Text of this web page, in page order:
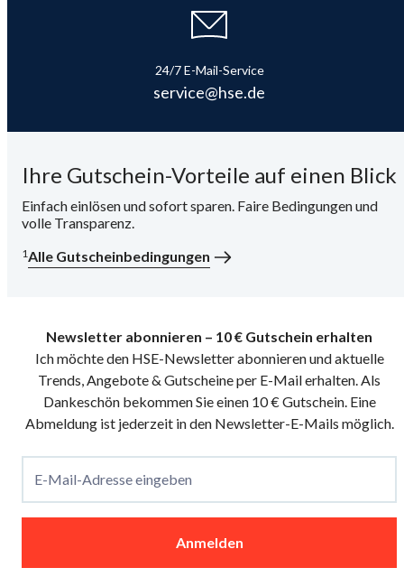
24/7 E-Mail-Service
service@hse.de
Ihre Gutschein-Vorteile auf einen Blick
Einfach einlösen und sofort sparen. Faire Bedingungen und
volle Transparenz.
1Alle Gutscheinbedingungen
Newsletter abonnieren – 10 € Gutschein erhalten
Ich möchte den HSE-Newsletter abonnieren und aktuelle
Trends, Angebote & Gutscheine per E-Mail erhalten. Als
Dankeschön bekommen Sie einen 10 € Gutschein. Eine
Abmeldung ist jederzeit in den Newsletter-E-Mails möglich.
E-Mail-Adresse eingeben
Anmelden